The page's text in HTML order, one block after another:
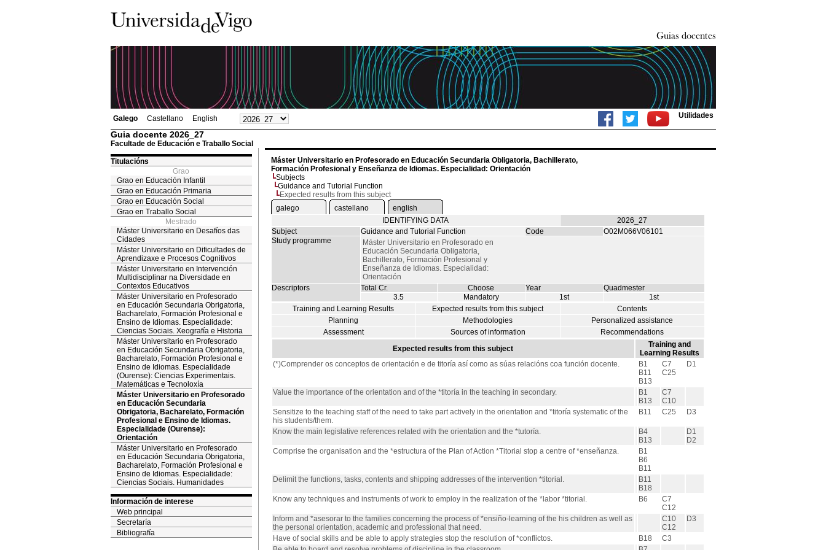
Galego Castellano English Utilidades
Guia docente 2026_27
Facultade de Educación e Traballo Social
Titulacións
Grao
Grao en Educación Infantil
Grao en Educación Primaria
Grao en Educación Social
Grao en Traballo Social
Mestrado
Máster Universitario en Desafíos das
Cidades
Máster Universitario en Dificultades de
Aprendizaxe e Procesos Cognitivos
Máster Universitario en Intervención
Multidisciplinar na Diversidade en
Contextos Educativos
Máster Universitario en Profesorado
en Educación Secundaria Obrigatoria,
Bacharelato, Formación Profesional e
Ensino de Idiomas. Especialidade:
Ciencias Sociais. Xeografía e Historia
Máster Universitario en Profesorado
en Educación Secundaria Obrigatoria,
Bacharelato, Formación Profesional e
Ensino de Idiomas. Especialidade
(Ourense): Ciencias Experimentais.
Matemáticas e Tecnoloxía
Máster Universitario en Profesorado
en Educación Secundaria
Obrigatoria, Bacharelato, Formación
Profesional e Ensino de Idiomas.
Especialidade (Ourense):
Orientación
Máster Universitario en Profesorado
en Educación Secundaria Obrigatoria,
Bacharelato, Formación Profesional e
Ensino de Idiomas. Especialidade:
Ciencias Sociais. Humanidades
Información de interese
Web principal
Secretaría
Bibliografía
Máster Universitario en Profesorado en Educación Secundaria Obligatoria, Bachillerato,
Formación Profesional y Enseñanza de Idiomas. Especialidad: Orientación
Subjects
Guidance and Tutorial Function
Expected results from this subject
galego
castellano
english
IDENTIFYING DATA
2026_27
Subject
Guidance and Tutorial Function Code
O02M066V06101
Study programme
Máster Universitario en Profesorado en
Educación Secundaria Obligatoria,
Bachillerato, Formación Profesional y
Enseñanza de Idiomas. Especialidad:
Orientación
Descriptors
Total Cr. Choose Year
Quadmester
3.5
Mandatory 1st
1st
Training and Learning Results
Expected results from this subject
Contents
Planning
Methodologies
Personalized assistance
Assessment
Sources of information
Recommendations
Expected results from this subject
Training and
Learning Results
(*)Comprender os conceptos de orientación e de titoría así como as súas relacións coa función docente.
B1
B11
B13
C7
C25
D1
Value the importance of the orientation and of the *titoría in the teaching in secondary.
B1
B13
C7
C10
Sensitize to the teaching staff of the need to take part actively in the orientation and *titoría systematic of the
his students/them.
B11 C25 D3
Know the main legislative references related with the orientation and the *tutoría.
B4
B13
D1
D2
Comprise the organisation and the *estructura of the Plan of Action *Titorial stop a centre of *enseñanza.
B1
B6
B11
Delimit the functions, tasks, contents and shipping addresses of the intervention *titorial.
B11
B18
Know any techniques and instruments of work to employ in the realization of the *labor *titorial.
B6
C7
C12
Inform and *asesorar to the families concerning the process of *ensiño-learning of the his children as well as
the personal orientation, academic and professional that need.
C10
C12
D3
Have of social skills and be able to apply strategies stop the resolution of *conflictos. B18
C3